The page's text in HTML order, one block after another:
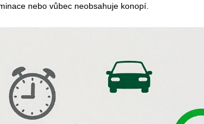
nebo vůbec neobsahuje konopí.